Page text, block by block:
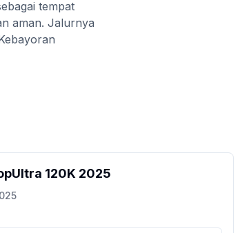
tempat
aman. Jalurnya
120K 2025